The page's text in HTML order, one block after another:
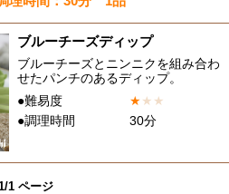
ブルーチーズディップ
ブルーチーズとニンニクを組み合わ
せたパンチのあるディップ。
●難易度
★★ ★
●調理時間
30分
1 ページ